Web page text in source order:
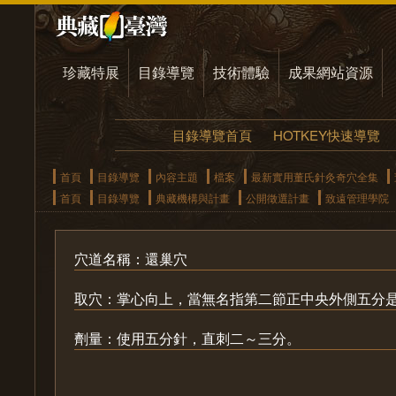
珍藏特展 目錄導覽 技術體驗 成果網站資源
目錄導覽首頁 HOTKEY快速導覽
首頁 目錄導覽 內容主題 檔案 最新實用董氏針灸奇穴全集
首頁
目錄導覽 典藏機構與計畫 公開徵選計畫 致遠管理學院
穴道名稱：還巢穴
取穴：掌心向上，當無名指第二節正中央外側五分
劑量：使用五分針，直刺二～三分。